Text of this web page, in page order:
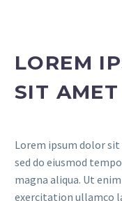
LOREM
SIT AMET
Lorem ipsum dolor
sed do eiusmod
magna aliqua. Ut
exercitation ullamco